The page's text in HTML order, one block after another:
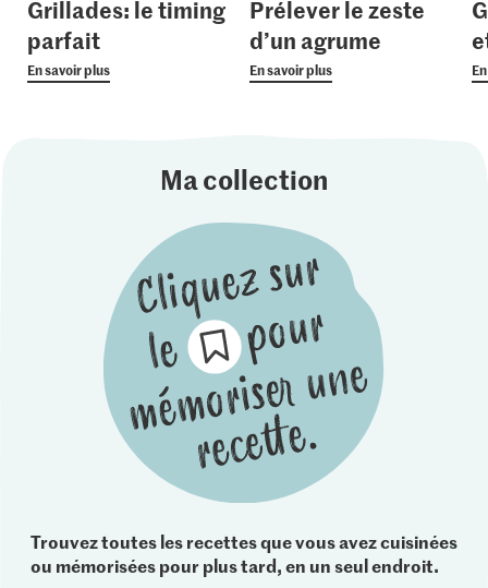
Grillades: le timing
parfait
En savoir plus
Prélever le zeste
d’un agrume
En savoir plus
Ma collection
Trouvez toutes les recettes que vous avez cuisinées
ou mémorisées pour plus tard, en un seul endroit.